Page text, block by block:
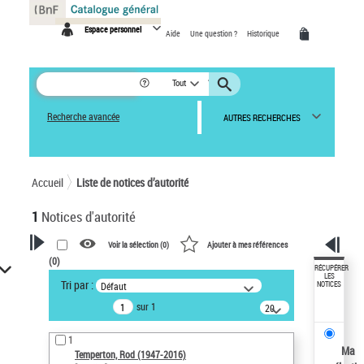
Espace personnel Aide Une question ? Historique
Tout
Recherche avancée AUTRES RECHERCHES
Accueil Liste de notices d’autorité
1 Notices d'autorité
VOTRE RECHERCHE
Recherche avancée dans les
notices d’autorité
Œuvres liées à l'auteur :
Temperton, Rod (1947-2016)
Voir la sélection (0) Ajouter à mes références
(0)
Tri par : Défaut
sur 1
20
résultats/page
1
Temperton, Rod (1947-2016)
RÉCUPÉRER
LES
NOTICES
Ma
Panneau de gestion des cookies